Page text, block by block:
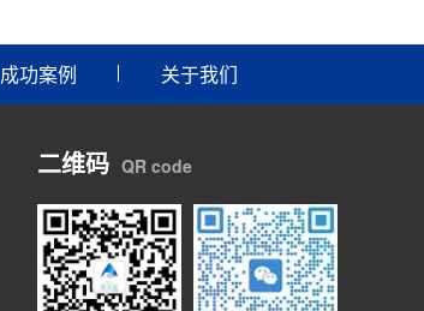
成功案例 关于我们
二维码 QR code